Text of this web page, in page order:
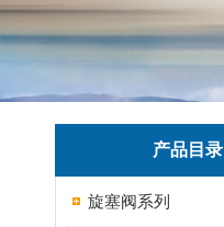
产品目录
旋塞阀系列